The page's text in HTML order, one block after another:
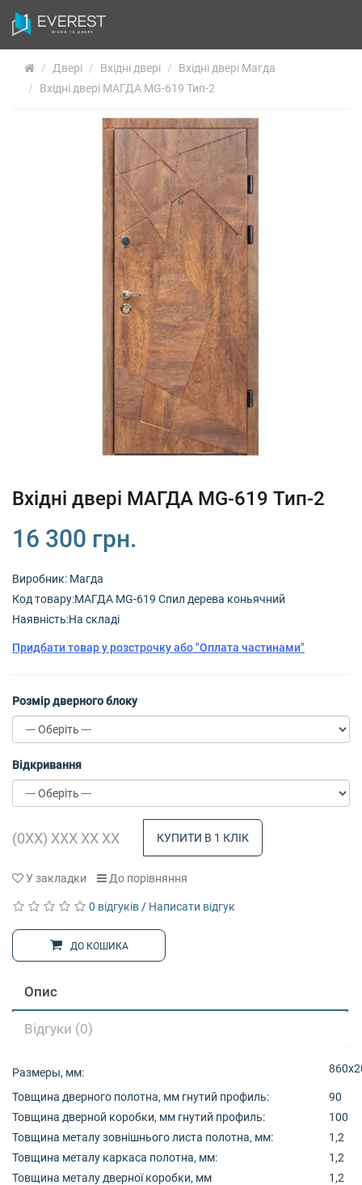
Двері Вхідні двері
Вхідні двері Магда
Вхідні двері МАГДА MG-619 Тип-2
Вхідні двері МАГДА MG-619 Тип-2
16 300 грн.
Виробник: Магда
Код товару:МАГДА MG-619 Спил дерева коньячний
Наявність:На складі
Придбати товар у розстрочку або "Оплата частинами"
Розмір дверного блоку
Відкривання
КУПИТИ В 1 КЛІК
У закладки До порівняння
0 відгуків / Написати відгук
ДО КОШИКА
Опис
Відгуки (0)
Размеры, мм:
Товщина дверного полотна, мм гнутий профиль:
90
Товщина дверной коробки, мм гнутий профиль:
100
Товщина металу зовнішнього листа полотна, мм:
1,2
Товщина металу каркаса полотна, мм:
1,2
Товщина металу дверної коробки, мм
1,2